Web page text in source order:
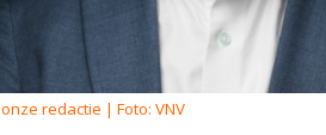
onze redactie | Foto: VNV